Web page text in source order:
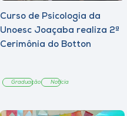
Curso de Psicologia da
Unoesc Joaçaba realiza 2ª
Cerimônia do Botton
Graduação Notícia